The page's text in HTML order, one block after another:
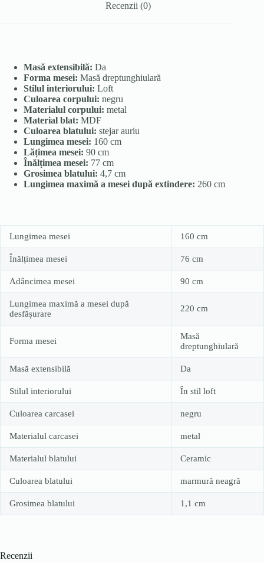
Recenzii (0)
Masă extensibilă: Da
Forma mesei: Masă dreptunghiulară
Stilul interiorului: Loft
Culoarea corpului: negru
Materialul corpului: metal
Material blat: MDF
Culoarea blatului: stejar auriu
Lungimea mesei: 160 cm
Lățimea mesei: 90 cm
Înălțimea mesei: 77 cm
Grosimea blatului: 4,7 cm
Lungimea maximă a mesei după extindere: 260 cm
Lungimea mesei 160 cm
Înălțimea mesei 76 cm
Adâncimea mesei 90 cm
Lungimea maximă a mesei după
desfășurare
220 cm
Forma mesei
Masă
dreptunghiulară
Masă extensibilă Da
Stilul interiorului În stil loft
Culoarea carcasei negru
Materialul carcasei metal
Materialul blatului Ceramic
Culoarea blatului marmură neagră
Grosimea blatului 1,1 cm
Recenzii